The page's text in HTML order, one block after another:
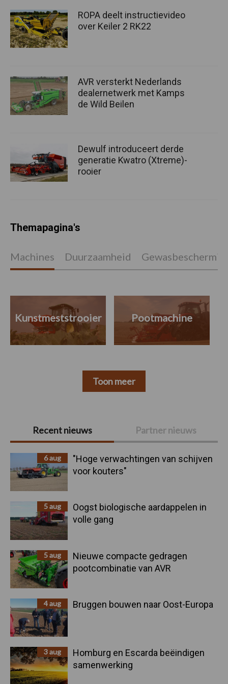
Primaire
Sidebar
Recent nieuws Partner nieuws
6 aug
"Hoge verwachtingen van schijven
voor kouters"
5 aug
Oogst biologische aardappelen in
volle gang
5 aug
Nieuwe compacte gedragen
pootcombinatie van AVR
4 aug Bruggen bouwen naar Oost-Europa
3 aug
Homburg en Escarda beëindigen
samenwerking
ROPA deelt instructievideo
over Keiler 2 RK22
AVR versterkt Nederlands
dealernetwerk met Kamps
de Wild Beilen
Dewulf introduceert derde
generatie Kwatro (Xtreme)-
rooier
Themapagina's
Machines Duurzaamheid
Kunstmeststrooier Pootmachine
Toon meer